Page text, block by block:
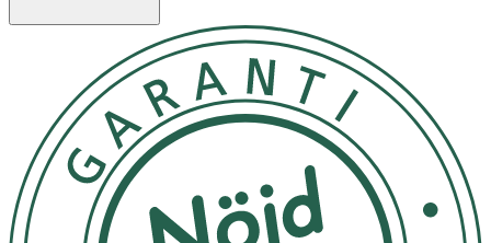
olja från Mortierella alpina, kolinklorid,
mangesiumvätefosfat, inositol, L-askorbinsyra,
D-α-tokoferylpolyetylenglykol 1000 succinat, natrium L-
askorbat, taurin, ferrosulfat,
natriumcitrat, zinksulfat, natriumklorid, retinylacetat,
nikotinamid, L-karnitin,
askorbylpalmitat, kalcium D-pantotenat,
tiaminhydroklorid, kopparsulfat, pyridoxinhydroklorid,